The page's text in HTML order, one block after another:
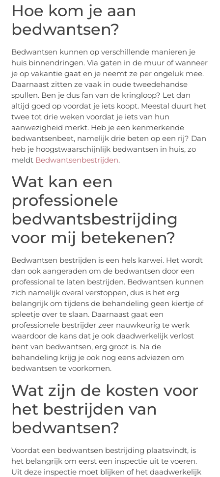
Hoe kom je aan
bedwantsen?
Bedwantsen kunnen op verschillende manieren je
huis binnendringen. Via gaten in de muur of wanneer
je op vakantie gaat en je neemt ze per ongeluk mee.
Daarnaast zitten ze vaak in oude tweedehandse
spullen. Ben je dus fan van de kringloop? Let dan
altijd goed op voordat je iets koopt. Meestal duurt het
twee tot drie weken voordat je iets van hun
aanwezigheid merkt. Heb je een kenmerkende
bedwantsenbeet, namelijk drie beten op een rij? Dan
heb je hoogstwaarschijnlijk bedwantsen in huis, zo
meldt Bedwantsenbestrijden.
Wat kan een
professionele
bedwantsbestrijding
voor mij betekenen?
Bedwantsen bestrijden is een hels karwei. Het wordt
dan ook aangeraden om de bedwantsen door een
professional te laten bestrijden. Bedwantsen kunnen
zich namelijk overal verstoppen, dus is het erg
belangrijk om tijdens de behandeling geen kiertje of
spleetje over te slaan. Daarnaast gaat een
professionele bestrijder zeer nauwkeurig te werk
waardoor de kans dat je ook daadwerkelijk verlost
bent van bedwantsen, erg groot is. Na de
behandeling krijg je ook nog eens adviezen om
bedwantsen te voorkomen.
Wat zijn de kosten voor
het bestrijden van
bedwantsen?
Voordat een bedwantsen bestrijding plaatsvindt, is
het belangrijk om eerst een inspectie uit te voeren.
Uit deze inspectie moet blijken of het daadwerkelijk